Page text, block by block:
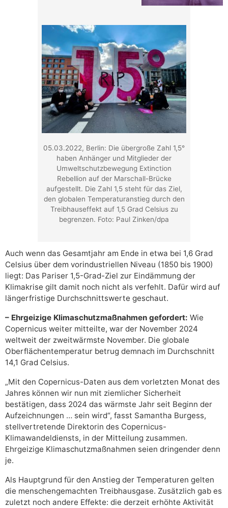
05.03.2022, Berlin: Die übergroße Zahl 1,5°
haben Anhänger und Mitglieder der
Umweltschutzbewegung Extinction
Rebellion auf der Marschall-Brücke
aufgestellt. Die Zahl 1,5 steht für das Ziel,
den globalen Temperaturanstieg durch den
Treibhauseffekt auf 1,5 Grad Celsius zu
begrenzen. Foto: Paul Zinken/dpa
Auch wenn das Gesamtjahr am Ende in etwa bei 1,6 Grad
Celsius über dem vorindustriellen Niveau (1850 bis 1900)
liegt: Das Pariser 1,5-Grad-Ziel zur Eindämmung der
Klimakrise gilt damit noch nicht als verfehlt. Dafür wird auf
längerfristige Durchschnittswerte geschaut.
– Ehrgeizige Klimaschutzmaßnahmen gefordert: Wie
Copernicus weiter mitteilte, war der November 2024
weltweit der zweitwärmste November. Die globale
Oberflächentemperatur betrug demnach im Durchschnitt
14,1 Grad Celsius.
„Mit den Copernicus-Daten aus dem vorletzten Monat des
Jahres können wir nun mit ziemlicher Sicherheit
bestätigen, dass 2024 das wärmste Jahr seit Beginn der
Aufzeichnungen … sein wird“, fasst Samantha Burgess,
stellvertretende Direktorin des Copernicus-
Klimawandeldiensts, in der Mitteilung zusammen.
Ehrgeizige Klimaschutzmaßnahmen seien dringender denn
je.
Als Hauptgrund für den Anstieg der Temperaturen gelten
die menschengemachten Treibhausgase. Zusätzlich gab es
zuletzt noch andere Effekte: die derzeit erhöhte Aktivität